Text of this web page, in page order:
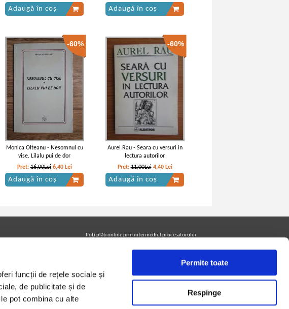
funcții de rețele sociale și
de publicitate și de
pot combina cu alte
Permite toate
Respinge
Adaugă în coș Adaugă în coș
-60%
Monica Olteanu - Nesomnul cu
vise. Lilalu pui de dor
Pret:16,00Lei 6,40 Lei
Adaugă în coș
-60%
Aurel Rau - Seara cu versuri in
lectura autorilor
Pret:11,00Lei 4,40 Lei
Adaugă în coș
uri
Poţi plăti online prin intermediul procesatorului
Urmăreşte-ne pe facebook pentru a fi la curent cu